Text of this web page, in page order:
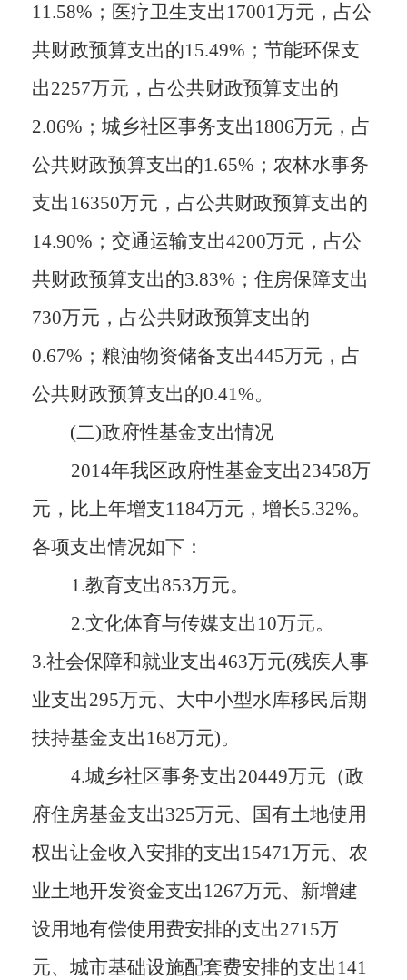
11.58%； 医疗卫生支出17001万元，占公
共财政预算支出的15.49%； 节能环保支
出2257万元，占公共财政预算支出的
2.06%； 城乡社区事务支出1806万元，占
公共财政预算支出的1.65%； 农林水事务
支出16350万元，占公共财政预算支出的
14.90%； 交通运输支出4200万元，占公
共财政预算支出的3.83%； 住房保障支出
730万元，占公共财政预算支出的
0.67%； 粮油物资储备支出445万元，占
公共财政预算支出的0.41%。
(二)政府性基金支出情况
2014年我区政府性基金支出23458万
元，比上年增支1184万元，增长5.32%。
各项支出情况如下：
1.教育支出853万元。
2.文化体育与传媒支出10万元。
3.社会保障和就业支出463万元(残疾人事
业支出295万元、大中小型水库移民后期
扶持基金支出168万元)。
4.城乡社区事务支出20449万元（政
府住房基金支出325万元、国有土地使用
权出让金收入安排的支出15471万元、农
业土地开发资金支出1267万元、新增建
设用地有偿使用费安排的支出2715万
元、城市基础设施配套费安排的支出141